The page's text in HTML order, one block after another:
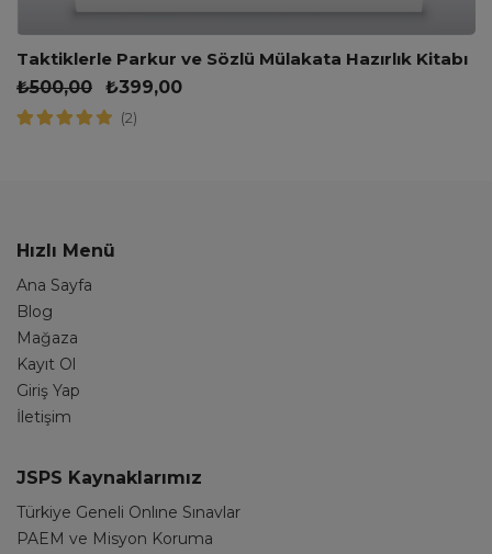
Taktiklerle Parkur ve Sözlü Mülakata Hazırlık Kitabı
₺500,00 ₺399,00
(2)
Hızlı Menü
Ana Sayfa
Blog
Mağaza
Kayıt Ol
Giriş Yap
İletişim
JSPS Kaynaklarımız
Türkiye Geneli Onlıne Sınavlar
PAEM ve Misyon Koruma